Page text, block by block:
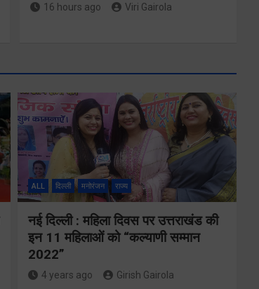
16 hours ago Viri Gairola
ALL दिल्ली मनोरंजन राज्य
नई दिल्ली : महिला दिवस पर उत्तराखंड की
इन 11 महिलाओं को “कल्याणी सम्मान
2022”
4 years ago Girish Gairola
एमडीडीए बोर्ड
बैठक में 25
विकास प्रस्तावों
को मिली मंजूरी,
देहरादून-मसूरी के
नियोजित विकास
को मिलेगी रफ्तार